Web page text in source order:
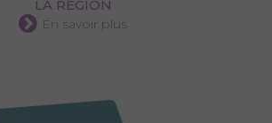
LA RÉGION
En savoir plus